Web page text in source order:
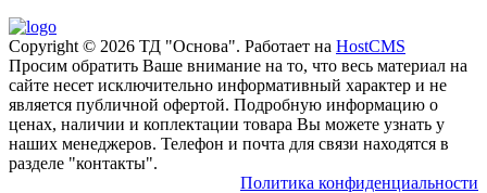
Copyright © 2026 ТД "Основа". Работает на HostCMS
Просим обратить Ваше внимание на то, что весь материал на
сайте несет исключительно информативный характер и не
является публичной офертой. Подробную информацию о
ценах, наличии и коплектации товара Вы можете узнать у
наших менеджеров. Телефон и почта для связи находятся в
разделе "контакты".
Политика конфиденциальности